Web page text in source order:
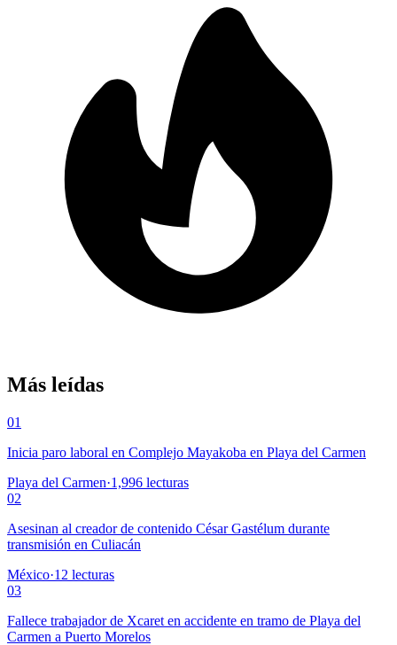
Más leídas
01
Inicia paro laboral en Complejo Mayakoba en Playa del Carmen
Playa del Carmen·1,996 lecturas
02
Asesinan al creador de contenido César Gastélum durante
transmisión en Culiacán
México·12 lecturas
03
Fallece trabajador de Xcaret en accidente en tramo de Playa del
Carmen a Puerto Morelos